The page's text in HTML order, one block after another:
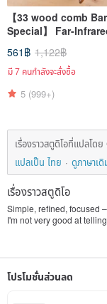
【33 wood comb
Special】 Far-
Golden Comb
Version (Dual-Layer
Cushion Patented
561฿ 1,122฿
มี 7 คนกำลังจะสั่งซื้อ
5 (999+)
เรื่องราวสตูดิโอที่แปลโด
แปลเป็น ไทย
ดูภาษาเดิ
เรื่องราวสตูดิโอ
Simple, refined, focused
I'm not very good at
welcome customers to
There are many comb
them as if they were family.
โปรโมชั่นส่วนลด